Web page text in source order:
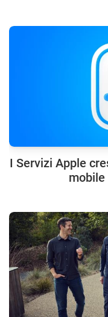
I Servizi Apple